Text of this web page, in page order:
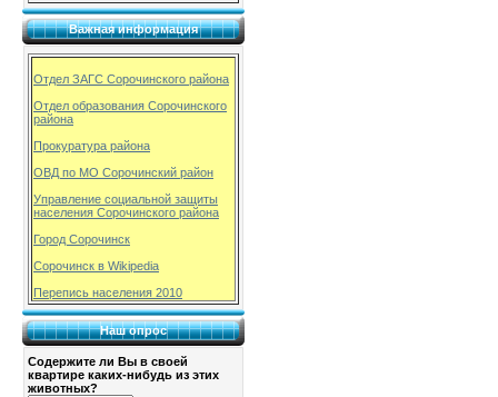
Важная информация
Отдел ЗАГС Сорочинского района
Отдел образования Сорочинского
района
Прокуратура района
ОВД по МО Сорочинский район
Управление социальной защиты
населения Сорочинского района
Город Сорочинск
Сорочинск в Wikipedia
Перепись населения 2010
Наш опрос
Содержите ли Вы в своей
квартире каких-нибудь из этих
животных?